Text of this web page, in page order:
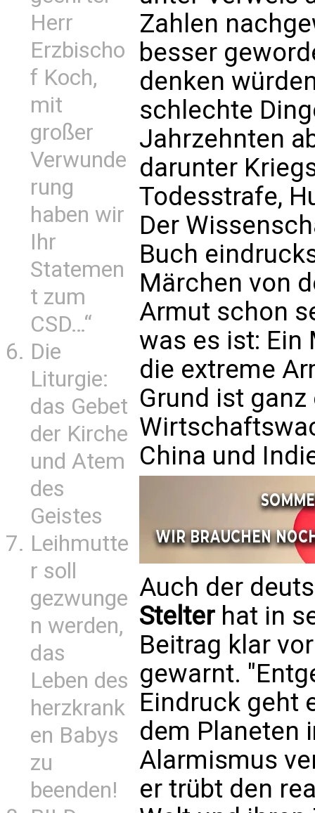
Herr
Erzbischo
f Koch,
mit
großer
Verwunde
rung
haben wir
Ihr
Statemen
t zum
CSD…“
Die
Liturgie:
das Gebet
der Kirche
und Atem
des
Geistes
Leihmutte
r soll
gezwunge
n werden,
das
Leben des
herzkrank
en Babys
zu
beenden!
Zahlen
besser
denken
schlechte
Jahrzehnten
darunter
Todesstrafe,
Der
Buch
Märchen von
Armut schon
was es ist: Ein
die extreme
Grund ist
China und
Auch der
Stelterhat in
Beitrag klar
gewarnt.
Eindruck geht
dem Planeten
Alarmismus
er trübt den